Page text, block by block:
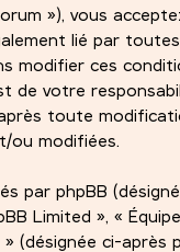
»), vous
lié par
modifier ces
de votre
toute
ou modifiées.
par phpBB
Limited », «
» (désignée ci-après